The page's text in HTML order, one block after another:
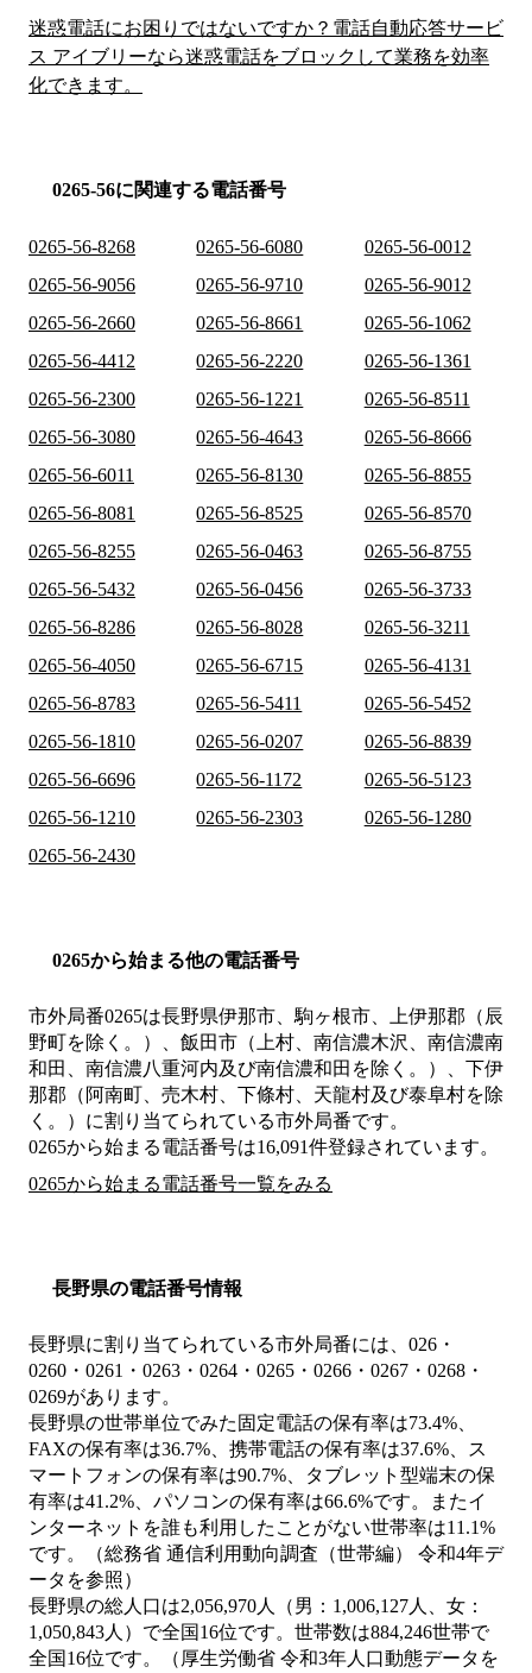
迷惑電話にお困りではないですか？電話自動応答サービ
ス アイブリーなら迷惑電話をブロックして業務を効率
化できます。
0265-56に関連する電話番号
0265-56-8268 0265-56-6080
0265-56-0012
0265-56-9056
0265-56-9710
0265-56-9012
0265-56-2660
0265-56-8661
0265-56-1062
0265-56-4412
0265-56-2220
0265-56-1361
0265-56-2300
0265-56-1221
0265-56-8511
0265-56-3080
0265-56-4643
0265-56-8666
0265-56-6011
0265-56-8130
0265-56-8855
0265-56-8081
0265-56-8525
0265-56-8570
0265-56-8255
0265-56-0463
0265-56-8755
0265-56-5432
0265-56-0456
0265-56-3733
0265-56-8286
0265-56-8028
0265-56-3211
0265-56-4050
0265-56-6715
0265-56-4131
0265-56-8783
0265-56-5411
0265-56-5452
0265-56-1810
0265-56-0207
0265-56-8839
0265-56-6696
0265-56-1172
0265-56-5123
0265-56-1210
0265-56-2303
0265-56-1280
0265-56-2430
0265から始まる他の電話番号
市外局番0265は長野県伊那市、駒ヶ根市、上伊那郡（辰
野町を除く。）、飯田市（上村、南信濃木沢、南信濃南
和田、南信濃八重河内及び南信濃和田を除く。）、下伊
那郡（阿南町、売木村、下條村、天龍村及び泰阜村を除
く。） に割り当てられている市外局番です。
0265から始まる電話番号は16,091件登録されています。
0265から始まる電話番号一覧をみる
長野県の電話番号情報
長野県に割り当てられている市外局番には、026・
0260・0261・0263・0264・0265・0266・0267・0268・
0269があります。
長野県の世帯単位でみた固定電話の保有率は73.4%、
FAXの保有率は36.7%、携帯電話の保有率は37.6%、ス
マートフォンの保有率は90.7%、タブレット型端末の保
有率は41.2%、パソコンの保有率は66.6%です。またイ
ンターネットを誰も利用したことがない世帯率は11.1%
です。（総務省 通信利用動向調査（世帯編） 令和4年デ
ータを参照）
長野県の総人口は2,056,970人（男：1,006,127人、女：
1,050,843人）で全国16位です。世帯数は884,246世帯で
全国16位です。（厚生労働省 令和3年人口動態データを